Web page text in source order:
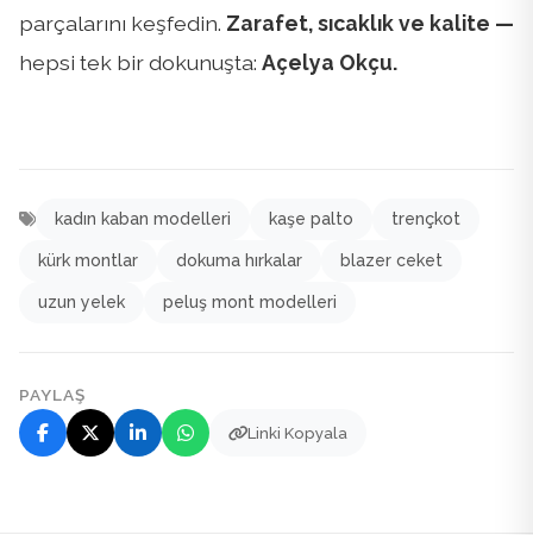
parçalarını keşfedin. Zarafet, sıcaklık ve kalite —
hepsi tek bir dokunuşta: Açelya Okçu.
kadın kaban modelleri kaşe palto trençkot
kürk montlar dokuma hırkalar blazer ceket
uzun yelek peluş mont modelleri
PAYLAŞ
Linki Kopyala